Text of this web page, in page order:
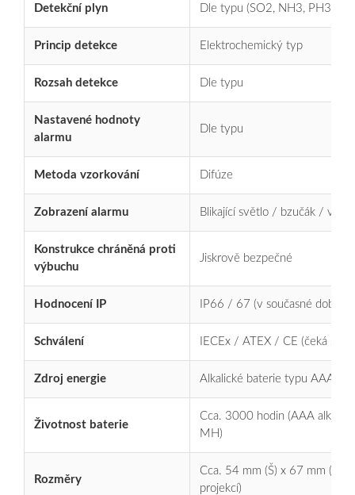
Detekční plyn Dle typu (SO2, NH3, PH3,
Princip detekce Elektrochemický typ
Rozsah detekce Dle typu
Nastavené hodnoty
alarmu
Dle typu
Metoda vzorkování Difúze
Zobrazení alarmu Blikající světlo / bzučák /
Konstrukce chráněná proti
výbuchu
Jiskrově bezpečné
Hodnocení IP IP66 / 67 (v současné době
Schválení IECEx / ATEX / CE (čeká se)
Zdroj energie Alkalické baterie typu AAA
Životnost baterie
Cca. 3000 hodin (AAA
MH)
Rozměry
Cca. 54 mm (Š) x 67 mm (H)
projekcí)